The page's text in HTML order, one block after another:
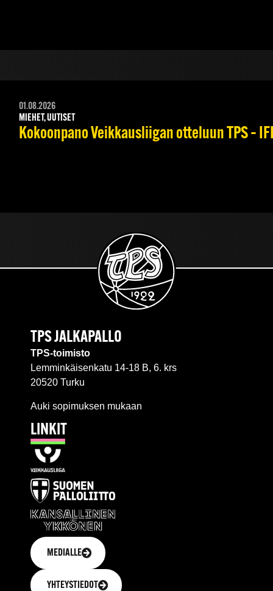
01.08.2026
MIEHET, UUTISET
Kokoonpano Veikkausliigan otteluun TPS –
TPS JALKAPALLO
TPS-toimisto
Lemminkäisenkatu 14-18 B, 6. krs
20520 Turku
Auki sopimuksen mukaan
LINKIT
MEDIALLE
YHTEYSTIEDOT